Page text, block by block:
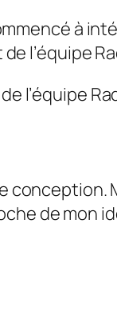
à
l’équipe
l’équipe
conception.
de mon